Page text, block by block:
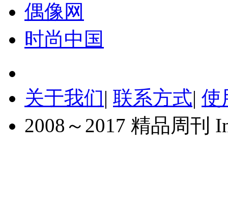
偶像网
时尚中国
关于我们| 联系方式| 使
2008～2017 精品周刊